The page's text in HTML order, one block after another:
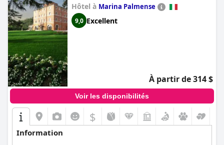
Hôtel à Marina Palmense
9,0 Excellent
À partir de 314 $
Voir les disponibilités
$
Information